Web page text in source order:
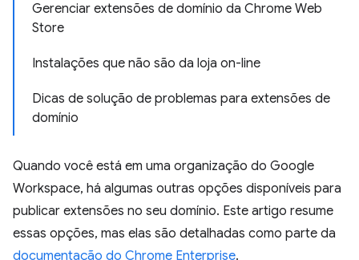
Gerenciar extensões de domínio da Chrome Web
Store
Instalações que não são da loja on-line
Dicas de solução de problemas para extensões de
domínio
Quando você está em uma organização do Google
Workspace, há algumas outras opções disponíveis para
publicar extensões no seu domínio. Este artigo resume
essas opções, mas elas são detalhadas como parte da
documentação do Chrome Enterprise.